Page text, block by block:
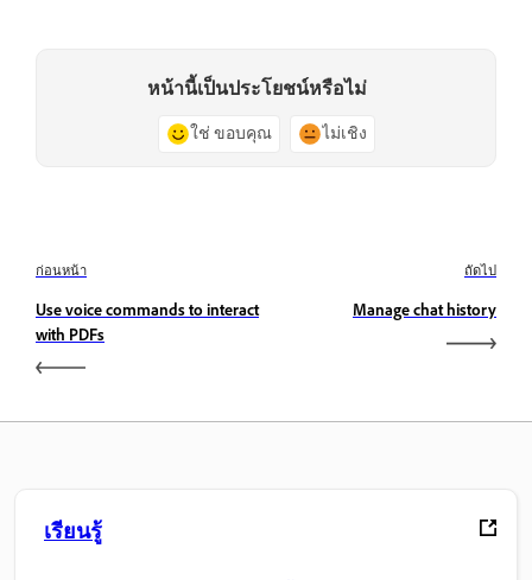
หน้านี้เป็นประโยชน์หรือไม่
ใช่ ขอบคุณ ไม่เชิง
ก่อนหน้า
Use voice commands to interact
with PDFs
ถัดไป
Manage chat history
เรียนรู้